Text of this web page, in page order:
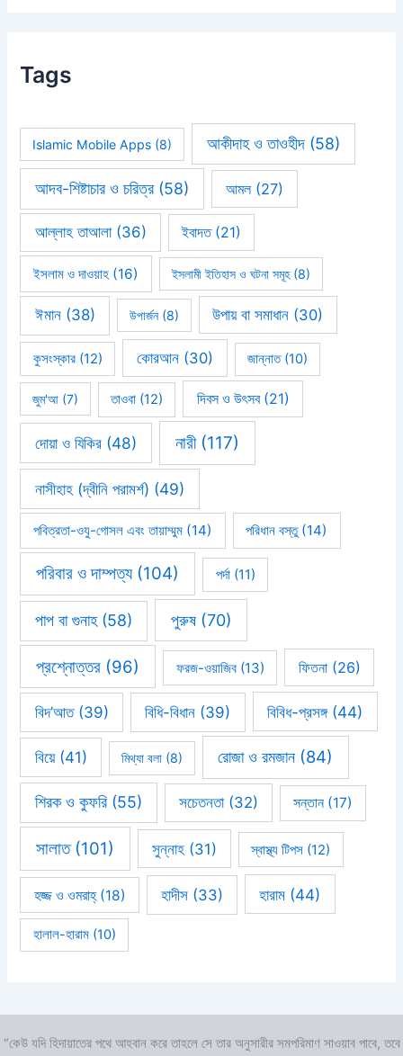
Tags
Islamic Mobile Apps (8) আকীদাহ ও তাওহীদ(58)
আদব-শিষ্টাচার ও চরিত্র(58) আমল(27)
আল্লাহ তাআলা(36) ইবাদত(21)
ইসলাম ও দাওয়াহ (16) ইসলামী ইতিহাস ও ঘটনা সমূহ(8)
ঈমান(38) উপার্জন(8) উপায় বা সমাধান (30)
কুসংস্কার(12) কোরআন (30) জান্নাত(10)
জুম'আ (7) তাওবা (12) দিবস ও উৎসব(21)
দোয়া ও যিকির (48) নারী(117)
নাসীহাহ (দ্বীনি পরামর্শ) (49)
পবিত্রতা-ওযু-গোসল এবং তায়াম্মুম (14) পরিধান বস্তু(14)
পরিবার ও দাম্পত্য(104) পর্দা(11)
পাপ বা গুনাহ(58) পুরুষ(70)
প্রশ্নোত্তর (96) ফরজ-ওয়াজিব(13) ফিতনা(26)
বিদ’আত(39) বিধি-বিধান (39) বিবিধ-প্রসঙ্গ(44)
বিয়ে(41) মিথ্যা বলা(8) রোজা ও রমজান (84)
শিরক ও কুফরি(55) সচেতনতা(32) সন্তান(17)
সালাত(101) সুন্নাহ (31) স্বাস্থ্য টিপস (12)
হজ্জ ও ওমরাহ্‌(18) হাদীস(33) হারাম (44)
হালাল-হারাম(10)
“কেউ যদি হিদায়াতের পথে আহবান করে তাহলে সে তার অনুসারীর সমপরিমাণ সাওয়াব পাবে, তবে